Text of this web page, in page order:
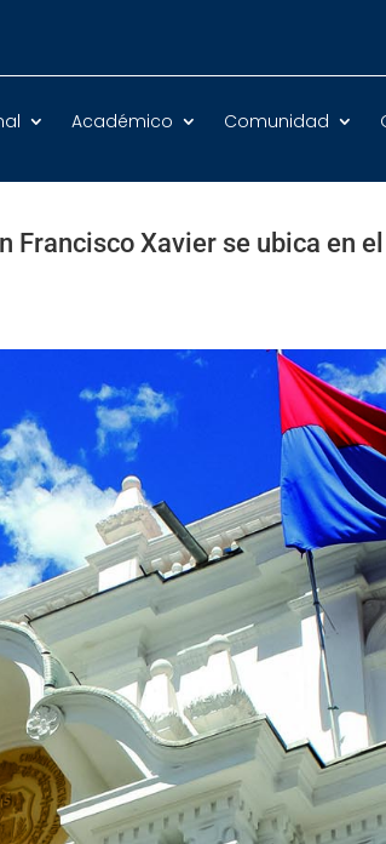
Académico Comunidad
Francisco Xavier se ubica en